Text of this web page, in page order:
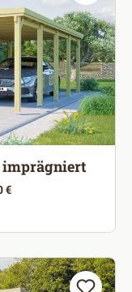
imprägniert
€